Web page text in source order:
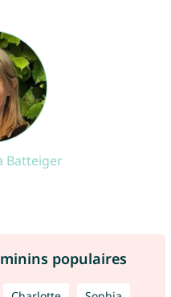
Batteiger
populaires